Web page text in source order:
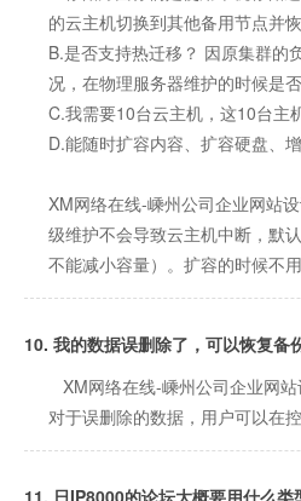
的云主机切换到其他备用节点并
B.是否支持热迁移？ 因原集群的
况，在物理服务器维护的时候是
C.我需要10台云主机，这10台主
D.能随时扩容内容、扩容硬盘、
XM网络在线-嵊州公司企业网站
级维护不会导致云主机中断，默
不能减小容量）。扩容的时候不
10. 我的数据误删除了，可以恢复备
XM网络在线-嵊州公司企业网
对于误删除的数据，用户可以在
11. 日IP8000的论坛大概要用什么